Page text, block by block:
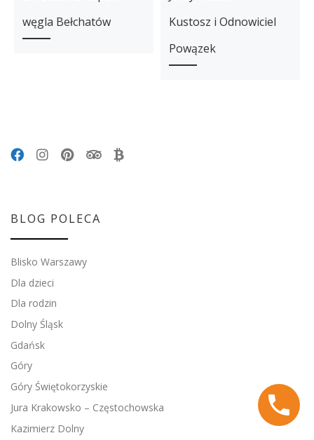
węgla Bełchatów
Kustosz i Odnowiciel
Powązek
BLOG POLECA
Blisko Warszawy
Dla dzieci
Dla rodzin
Dolny Śląsk
Gdańsk
Góry
Góry Świętokorzyskie
Jura Krakowsko – Częstochowska
Kazimierz Dolny